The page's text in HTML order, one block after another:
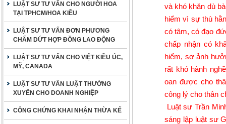
LUẬT SƯ TƯ VẤN CHO NGƯỜI HOA
TẠI TPHCM/HOA KIỀU
LUẬT SƯ TƯ VẤN ĐƠN PHƯƠNG
CHẤM DỨT HỢP ĐỒNG LAO ĐỘNG
LUẬT SƯ TƯ VẤN CHO VIỆT KIỀU ÚC,
MỸ, CANADA
LUẬT SƯ TƯ VẤN LUẬT THƯỜNG
XUYÊN CHO DOANH NGHIỆP
CÔNG CHỨNG KHAI NHẬN THỪA KẾ
và khó khăn dù
hiểm vì sự thù
có tâm, có đạo
chấp nhận có
hiểm, sợ ảnh
rất khó hành
oan được cho
công lý cho thân
Luật sư Trần
sáng lập luật sư